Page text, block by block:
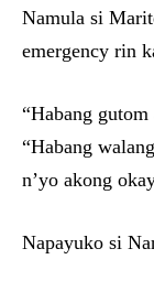
Namula si
emergency rin
“Habang
“Habang
n’yo akong
Napayuko si